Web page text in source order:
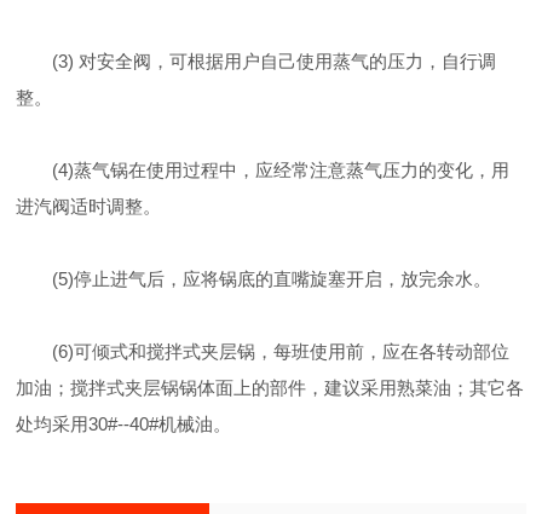
(3) 对安全阀，可根据用户自己使用蒸气的压力，自行调
整。
(4)蒸气锅在使用过程中，应经常注意蒸气压力的变化，用
进汽阀适时调整。
(5)停止进气后，应将锅底的直嘴旋塞开启，放完余水。
(6)可倾式和搅拌式夹层锅，每班使用前，应在各转动部位
加油；搅拌式夹层锅锅体面上的部件，建议采用熟菜油；其它各
处均采用30#--40#机械油。